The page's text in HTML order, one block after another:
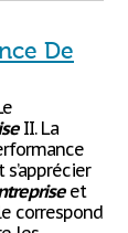
De
II. La
s’apprécier
et
correspond